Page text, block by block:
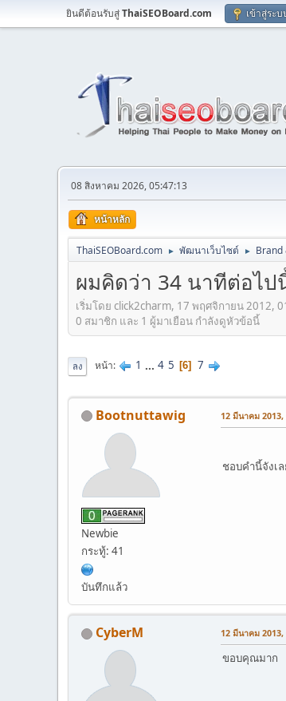
ยินดีต้อนรับสู่ThaiSEOBoard.com เข้าสู่ระบ
08 สิงหาคม 2026, 05:47:13
หน้าหลัก
ThaiSEOBoard.com ► พัฒนาเว็บไซต์ ► Brand
ผมคิดว่า 34 นาทีต่อไ
เริ่มโดย click2charm, 17 พฤศจิกายน 2012,
0 สมาชิก และ 1 ผู้มาเยือน กำลังดูหัวข้อนี้
ลง หน้า 1 ... 4 5 6 7
Bootnuttawig
Newbie
กระทู้: 41
บันทึกแล้ว
12 มีนาคม 2013,
ชอบคำนี้จังเ
CyberM 12 มีนาคม 2013,
ขอบคุณมาก